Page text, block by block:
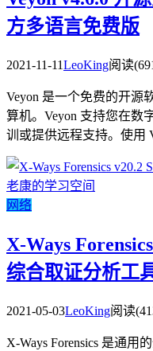
方多语言免费版
2021-11-11LeoKing阅读
Veyon 是一个免费的开源
算机。Veyon 支持您在数
训或提供远程支持。使用
网络
X-Ways
综合取证分析工
2021-05-03LeoKing阅读
X-Ways Forensics 是通用